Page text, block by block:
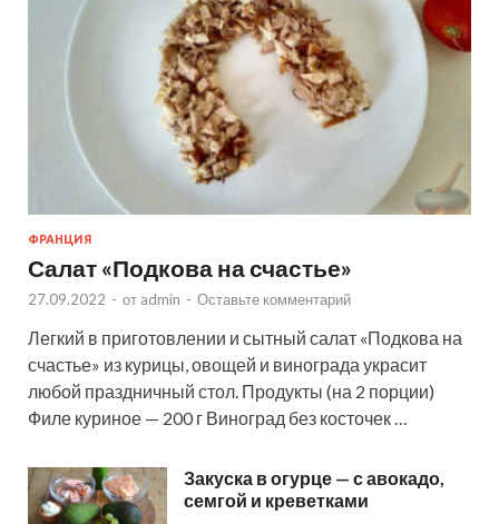
ФРАНЦИЯ
Салат «Подкова на счастье»
27.09.2022 - от admin - Оставьте комментарий
Легкий в приготовлении и сытный салат «Подкова на
счастье» из курицы, овощей и винограда украсит
любой праздничный стол. Продукты (на 2 порции)
Филе куриное — 200 г Виноград без косточек …
Закуска в огурце — с авокадо,
семгой и креветками